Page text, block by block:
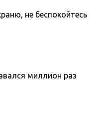
не беспокойтесь
миллион раз